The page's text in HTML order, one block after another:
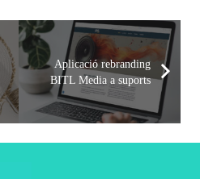
Aplicació rebranding
BITL Media a suports